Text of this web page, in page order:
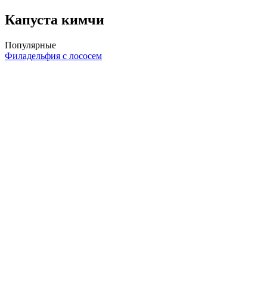
Капуста кимчи
Популярные
Филадельфия с лососем